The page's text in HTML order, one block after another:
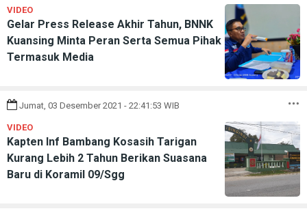
VIDEO
Gelar Press Release Akhir Tahun, BNNK
Kuansing Minta Peran Serta Semua Pihak
Termasuk Media
Jumat, 03 Desember 2021 - 22:41:53 WIB
VIDEO
Kapten Inf Bambang Kosasih Tarigan
Kurang Lebih 2 Tahun Berikan Suasana
Baru di Koramil 09/Sgg